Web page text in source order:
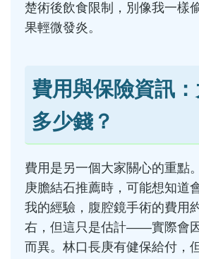
楚術後飲食限制，別像我一樣
果輕微發炎。
費用與保險資訊
多少錢？
費用是另一個大家關心的重點
庚膽結石推薦時，可能想知道
我的經驗，腹腔鏡手術的費用
右，但這只是估計——實際會
而異。林口長庚有健保給付，